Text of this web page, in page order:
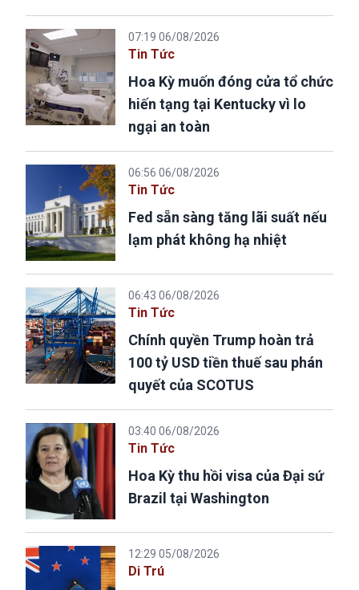
07:19 06/08/2026
Tin Tức
Hoa Kỳ muốn đóng cửa tổ chức
hiến tạng tại Kentucky vì lo
ngại an toàn
06:56 06/08/2026
Tin Tức
Fed sẵn sàng tăng lãi suất nếu
lạm phát không hạ nhiệt
06:43 06/08/2026
Tin Tức
Chính quyền Trump hoàn trả
100 tỷ USD tiền thuế sau phán
quyết của SCOTUS
03:40 06/08/2026
Tin Tức
Hoa Kỳ thu hồi visa của Đại sứ
Brazil tại Washington
12:29 05/08/2026
Di Trú